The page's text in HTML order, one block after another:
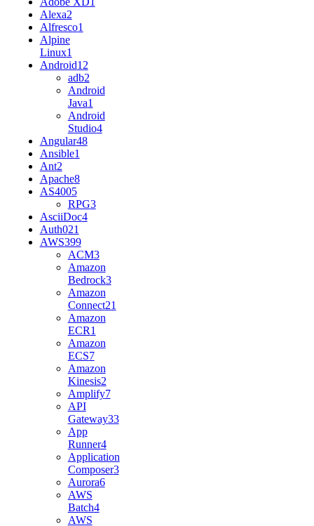
Alexa2
Alfresco1
Alpine
Linux1
Android12
adb2
Android
Java1
Android
Studio4
Angular48
Ansible1
Ant2
Apache8
AS4005
RPG3
AsciiDoc4
Auth021
AWS399
ACM3
Amazon
Bedrock3
Amazon
Connect21
Amazon
ECR1
Amazon
ECS7
Amazon
Kinesis2
Amplify7
API
Gateway33
App
Runner4
Application
Composer3
Aurora6
AWS
Batch4
AWS